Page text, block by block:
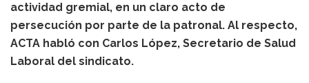
actividad gremial, en un claro acto de
persecución por parte de la patronal. Al respecto,
ACTA habló con Carlos López, Secretario de Salud
Laboral del sindicato.